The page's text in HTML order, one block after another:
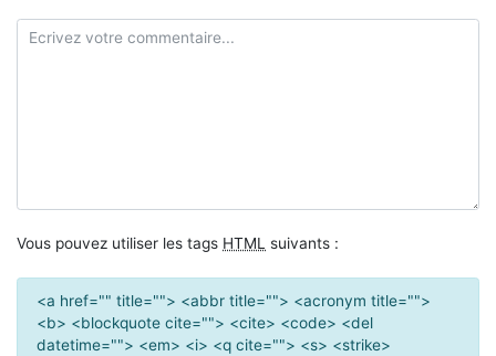
Vous pouvez utiliser les tags HTML suivants :
<a href="" title=""> <abbr title=""> <acronym title="">
<b> <blockquote cite=""> <cite> <code> <del
datetime=""> <em> <i> <q cite=""> <s> <strike>